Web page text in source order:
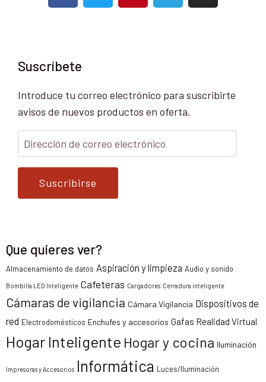
Suscríbete
Introduce tu correo electrónico para suscribirte
avisos de nuevos productos en oferta.
Suscribirse
Que quieres ver?
Almacenamiento de datos Aspiración y limpieza Audio y sonido
Bombilla LED Inteligente Cafeteras Cargadores Cerradura inteligente
Cámaras de vigilancia Cámara Vigilancia Dispositivos de
red Electrodomésticos Enchufes y accesorios Gafas Realidad Virtual
Hogar Inteligente Hogar y cocina Iluminación
Impresoras y Accesorios Informática Luces/Iluminación